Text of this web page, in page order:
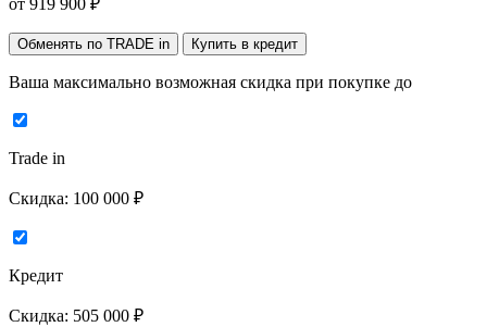
от 919 900 ₽
Обменять по TRADE in Купить в кредит
Ваша максимально возможная скидка при покупке до
Trade in
Скидка: 100 000 ₽
Кредит
Скидка: 505 000 ₽